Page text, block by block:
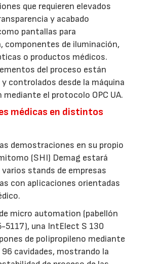
que requieren elevados
y acabado
pantallas para
componentes de iluminación,
o productos médicos.
del proceso están
controlados desde la máquina
mediante el protocolo OPC UA.
médicas en distintos
demostraciones en su propio
(SHI) Demag estará
stands de empresas
con aplicaciones orientadas
micro automation (pabellón
5117), una IntElect S 130
de polipropileno mediante
96 cavidades, mostrando la